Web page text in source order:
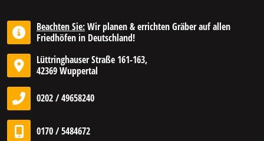
Beachten Sie:Wir planen & errichten Gräber auf allen
Friedhöfen in Deutschland!
Lüttringhauser Straße 161-163,
42369 Wuppertal
0202 / 49658240
0170 / 5484672